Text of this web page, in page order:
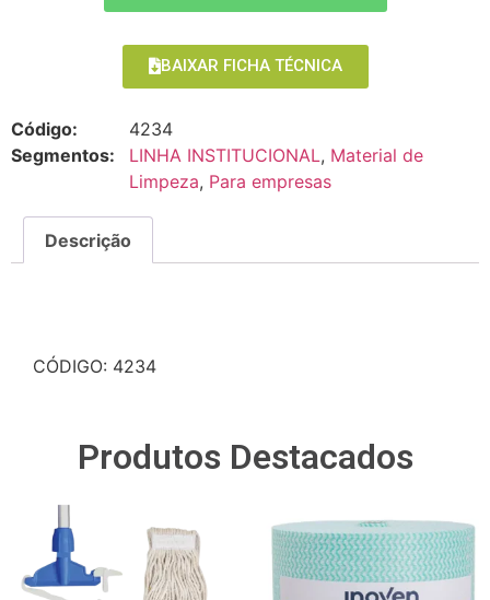
BAIXAR FICHA TÉCNICA
Código:
4234
Segmentos:
LINHA INSTITUCIONAL, Material de
Limpeza, Para empresas
Descrição
CÓDIGO: 4234
Produtos Destacados